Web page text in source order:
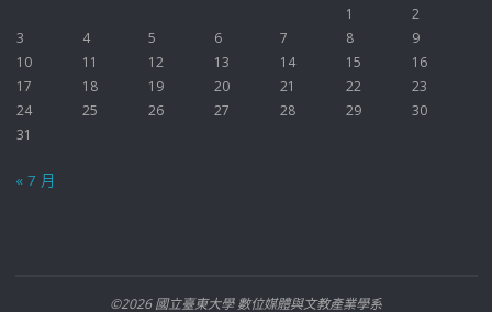
1
2
3
4 5 6 7 8
9
10
11 12 13 14 15
16
17
18 19 20 21 22
23
24
25 26 27 28 29
30
31
« 7 月
©2026 國立臺東大學 數位媒體與文教產業學系